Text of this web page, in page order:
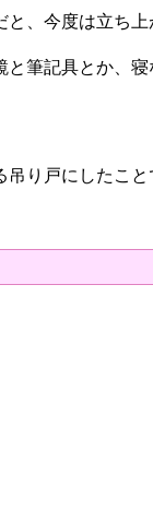
、今度は立ち
筆記具とか、
り戸にしたこ